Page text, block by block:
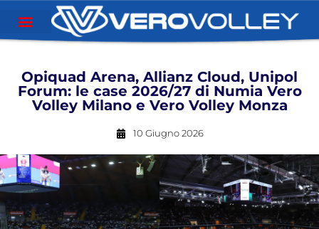
Opiquad Arena, Allianz Cloud, Unipol
Forum: le case 2026/27 di Numia Vero
Volley Milano e Vero Volley Monza
10 Giugno 2026